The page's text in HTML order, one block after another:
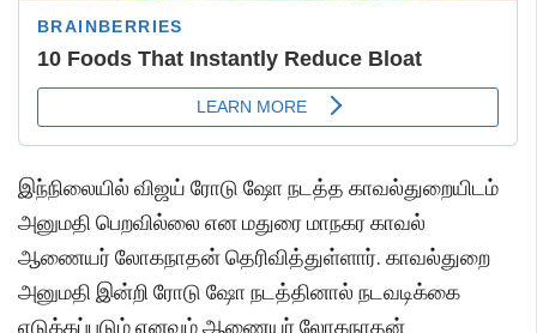
இந்நிலையில் விஜய் ரோடு ஷோ நடத்த காவல்துறையிடம்
அனுமதி பெறவில்லை என மதுரை மாநகர காவல்
ஆணையர் லோகநாதன் தெரிவித்துள்ளார். காவல்துறை
அனுமதி இன்றி ரோடு ஷோ நடத்தினால் நடவடிக்கை
எடுக்கப்படும் எனவும் ஆணையர் லோகநாதன்